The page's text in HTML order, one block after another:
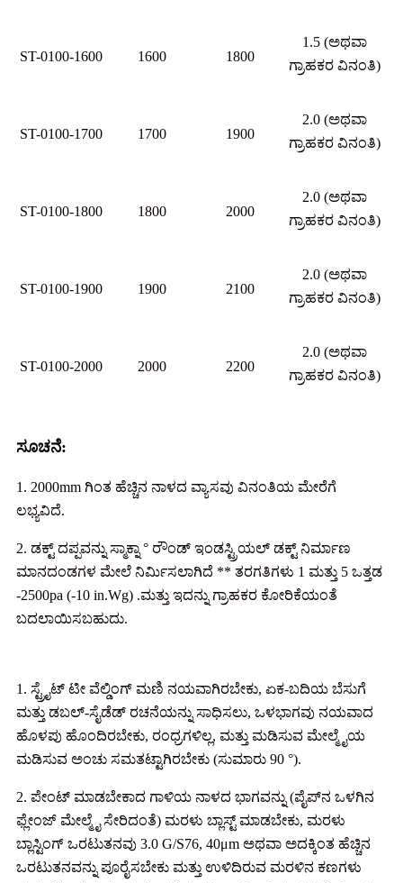
ST-0100-1600 1600 1800
1.5 (ಅಥವಾ
ಗ್ರಾಹಕರ ವಿನಂತಿ)
ST-0100-1700 1700 1900
2.0 (ಅಥವಾ
ಗ್ರಾಹಕರ ವಿನಂತಿ)
ST-0100-1800 1800 2000
2.0 (ಅಥವಾ
ಗ್ರಾಹಕರ ವಿನಂತಿ)
ST-0100-1900 1900 2100
2.0 (ಅಥವಾ
ಗ್ರಾಹಕರ ವಿನಂತಿ)
ST-0100-2000 2000 2200
2.0 (ಅಥವಾ
ಗ್ರಾಹಕರ ವಿನಂತಿ)
ಸೂಚನೆ:
1. 2000mm ಗಿಂತ ಹೆಚ್ಚಿನ ನಾಳದ ವ್ಯಾಸವು ವಿನಂತಿಯ ಮೇರೆಗೆ
ಲಭ್ಯವಿದೆ.
2. ಡಕ್ಟ್ ದಪ್ಪವನ್ನು ಸ್ಮಾಕ್ನಾ ° ರೌಂಡ್ ಇಂಡಸ್ಟ್ರಿಯಲ್ ಡಕ್ಟ್ ನಿರ್ಮಾಣ
ಮಾನದಂಡಗಳ ಮೇಲೆ ನಿರ್ಮಿಸಲಾಗಿದೆ ** ತರಗತಿಗಳು 1 ಮತ್ತು 5 ಒತ್ತಡ
-2500pa (-10 in.Wg) .ಮತ್ತು ಇದನ್ನು ಗ್ರಾಹಕರ ಕೋರಿಕೆಯಂತೆ
ಬದಲಾಯಿಸಬಹುದು.
1. ಸ್ಟ್ರೈಟ್ ಟೀ ವೆಲ್ಡಿಂಗ್ ಮಣಿ ನಯವಾಗಿರಬೇಕು, ಏಕ-ಬದಿಯ ಬೆಸುಗೆ
ಮತ್ತು ಡಬಲ್-ಸೈಡೆಡ್ ರಚನೆಯನ್ನು ಸಾಧಿಸಲು, ಒಳಭಾಗವು ನಯವಾದ
ಹೊಳಪು ಹೊಂದಿರಬೇಕು, ರಂಧ್ರಗಳಿಲ್ಲ, ಮತ್ತು ಮಡಿಸುವ ಮೇಲ್ಮೈಯ
ಮಡಿಸುವ ಅಂಚು ಸಮತಟ್ಟಾಗಿರಬೇಕು (ಸುಮಾರು 90 °).
2. ಪೇಂಟ್ ಮಾಡಬೇಕಾದ ಗಾಳಿಯ ನಾಳದ ಭಾಗವನ್ನು (ಪೈಪ್‌ನ ಒಳಗಿನ
ಫ್ಲೇಂಜ್ ಮೇಲ್ಮೈ ಸೇರಿದಂತೆ) ಮರಳು ಬ್ಲಾಸ್ಟ್ ಮಾಡಬೇಕು, ಮರಳು
ಬ್ಲಾಸ್ಟಿಂಗ್ ಒರಟುತನವು 3.0 G/S76, 40μm ಅಥವಾ ಅದಕ್ಕಿಂತ ಹೆಚ್ಚಿನ
ಒರಟುತನವನ್ನು ಪೂರೈಸಬೇಕು ಮತ್ತು ಉಳಿದಿರುವ ಮರಳಿನ ಕಣಗಳು